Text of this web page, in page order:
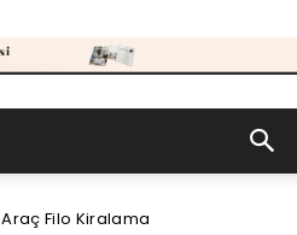
Araç Filo Kiralama